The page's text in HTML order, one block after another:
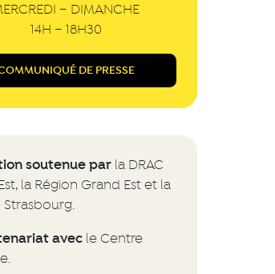
– DIMANCHE
14H – 18H30
DE PRESSE
soutenue par la DRAC
la Région Grand Est et la
Strasbourg.
avec le Centre